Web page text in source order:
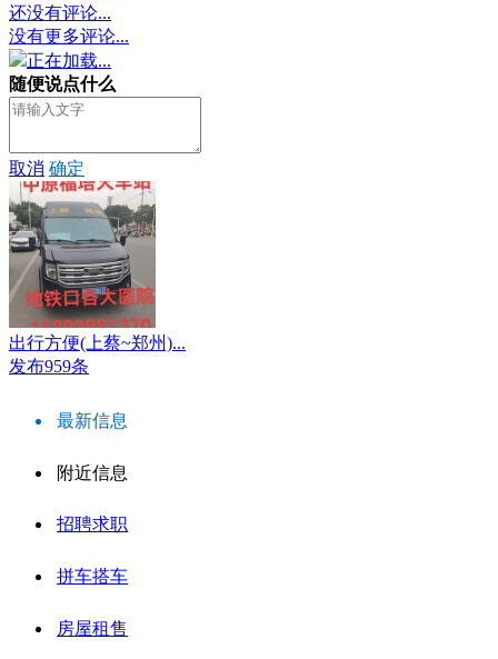
还没有评论...
没有更多评论...
正在加载...
随便说点什么
取消 确定
出行方便(上蔡~郑州)...
发布959条
最新信息
附近信息
招聘求职
拼车搭车
房屋租售